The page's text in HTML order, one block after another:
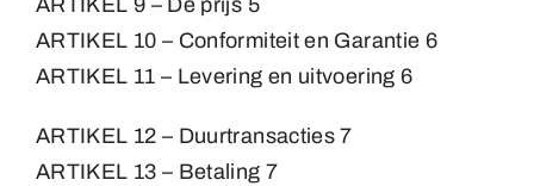
ARTIKEL 9 – De prijs 5
ARTIKEL 10 – Conformiteit en Garantie 6
ARTIKEL 11 – Levering en uitvoering 6
ARTIKEL 12 – Duurtransacties 7
ARTIKEL 13 – Betaling 7